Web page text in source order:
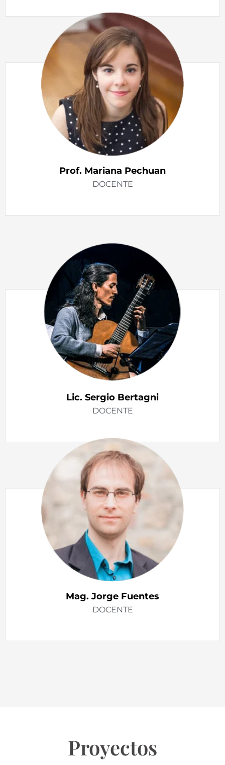
Prof. Mariana Pechuan
DOCENTE
Lic. Sergio Bertagni
DOCENTE
Mag. Jorge Fuentes
DOCENTE
Proyectos